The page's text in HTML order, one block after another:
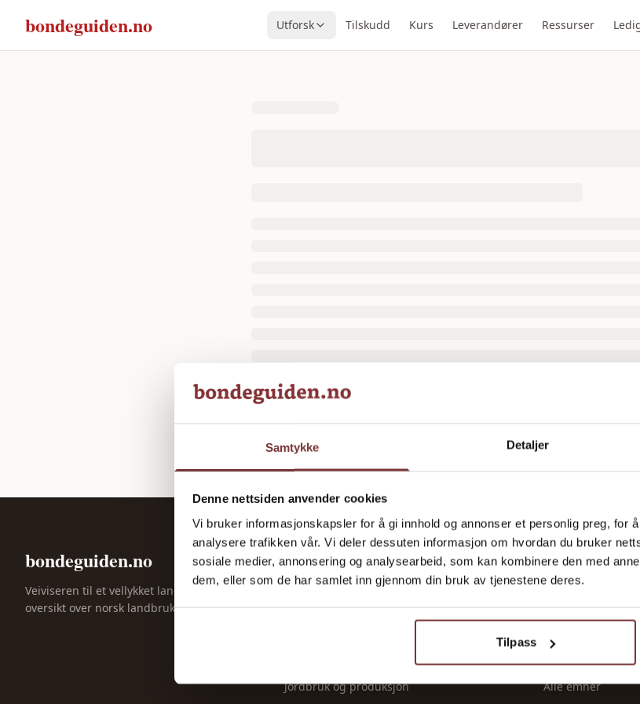
Samtykke Detaljer
Denne nettsiden anvender cookies
Vi bruker informasjonskapsler for å gi innhold og annonser et personlig preg, for
analysere trafikken vår. Vi deler dessuten informasjon om hvordan du bruker
sosiale medier, annonsering og analysearbeid, som kan kombinere den med
dem, eller som de har samlet inn gjennom din bruk av tjenestene deres.
Tilpass
bondeguiden.no Utforsk Tilskudd Kurs Leverandører Ressurser
bondeguiden.no
Veiviseren til et vellykket landbruk. God
oversikt over norsk landbruk siden 2023.
KATEGORIER
Gårdsdrift
Maskiner og utstyr
Jordbruk og produksjon
TJENESTER
Ledige stillinger
Tilskudd & frister
Leverandører
Ressurser
Alle emner